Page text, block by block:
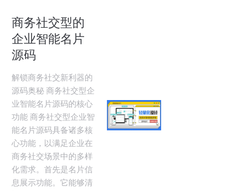
商务社交型的
企业智能名片
源码
解锁商务社交新利器的
源码奥秘 商务社交型企
业智能名片源码的核心
功能 商务社交型企业智
能名片源码具备诸多核
心功能，以满足企业在
商务社交场景中的多样
化需求。首先是名片信
息展示功能。它能够清